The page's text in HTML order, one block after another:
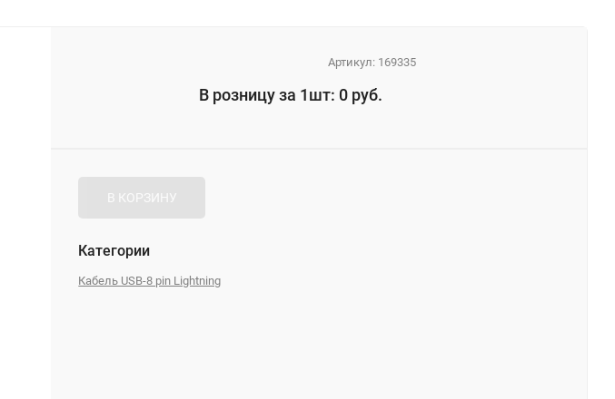
Артикул: 169335
В розницу за 1шт: 0 руб.
В КОРЗИНУ
Категории
Кабель USB-8 pin Lightning